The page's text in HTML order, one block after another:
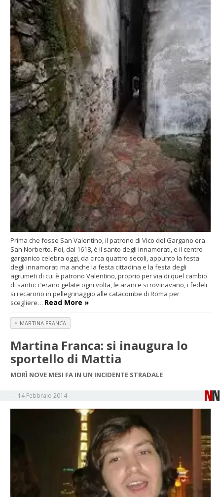
Prima che fosse San Valentino, il patrono di Vico del Gargano era
San Norberto. Poi, dal 1618, è il santo degli innamorati, e il centro
garganico celebra oggi, da circa quattro secoli, appunto la festa
degli innamorati ma anche la festa cittadina e la festa degli
agrumeti di cui è patrono Valentino, proprio per via di quel cambio
di santo: c’erano gelate ogni volta, le arance si rovinavano, i fedeli
si recarono in pellegrinaggio alle catacombe di Roma per
scegliere… Read More »
MARTINA FRANCA
Martina Franca: si inaugura lo
sportello di Mattia
MORÌ NOVE MESI FA IN UN INCIDENTE STRADALE
— 14 Febbraio 2014